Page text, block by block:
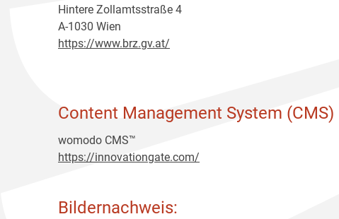
Hintere Zollamtsstraße 4
A-1030 Wien
https://www.brz.gv.at/
Content Management System (CMS)
womodo CMS™
https://innovationgate.com/
Bildernachweis: